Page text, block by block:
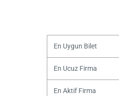
En Uygun Bilet
En Ucuz Firma
En Aktif Firma